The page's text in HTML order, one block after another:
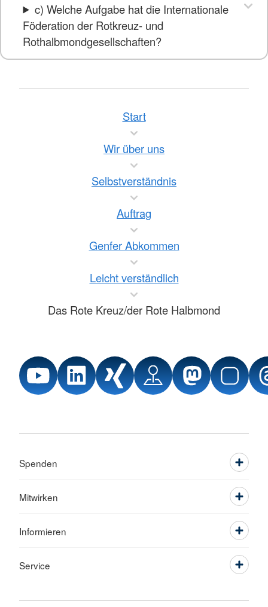
c) Welche Aufgabe hat die Internationale
Föderation der Rotkreuz- und
Rothalbmondgesellschaften?
Start
Wir über uns
Selbstverständnis
Auftrag
Genfer Abkommen
Leicht verständlich
Das Rote Kreuz/der Rote Halbmond
Spenden
Mitwirken
Informieren
Service